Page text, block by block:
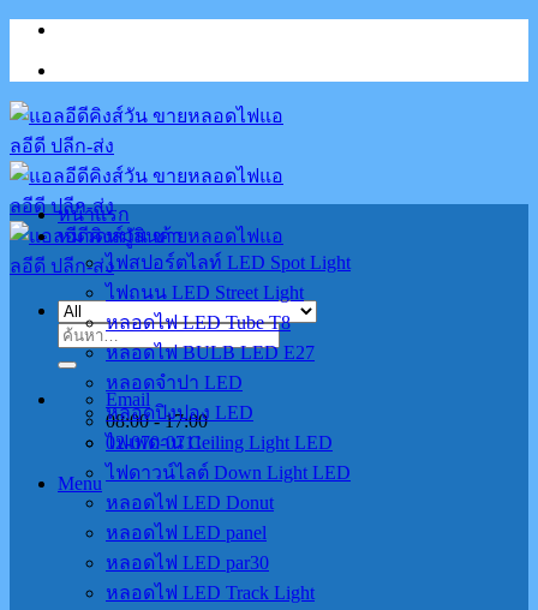
Skip
content
ค้นหา:
Email
08:00 - 17:00
02-070-0711
Menu
หน้าแรก
หมวดหมู่สินค้า
ไฟสปอร์ตไลท์ LED Spot Light
ไฟถนน LED Street Light
หลอดไฟ LED Tube T8
หลอดไฟ BULB LED E27
หลอดจำปา LED
หลอดปิงปอง LED
ไฟเพดาน Ceiling Light LED
ไฟดาวน์ไลต์ Down Light LED
หลอดไฟ LED Donut
หลอดไฟ LED panel
หลอดไฟ LED par30
หลอดไฟ LED Track Light